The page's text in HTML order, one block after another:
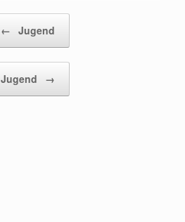
← Jugend
Jugend →